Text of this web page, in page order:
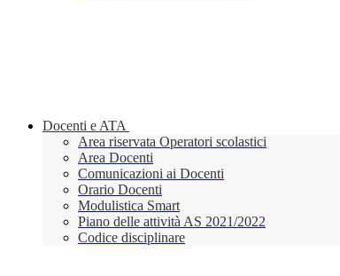
Docenti e ATA
Area riservata Operatori scolastici
Area Docenti
Comunicazioni ai Docenti
Orario Docenti
Modulistica Smart
Piano delle attività AS 2021/2022
Codice disciplinare